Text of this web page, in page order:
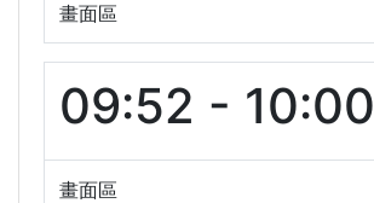
畫面區
09:52 - 10:00
畫面區